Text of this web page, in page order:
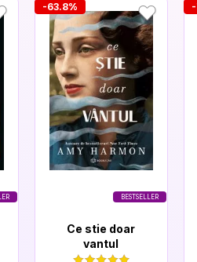
BESTSELLER
-63.8%
Ce stie doar
vantul